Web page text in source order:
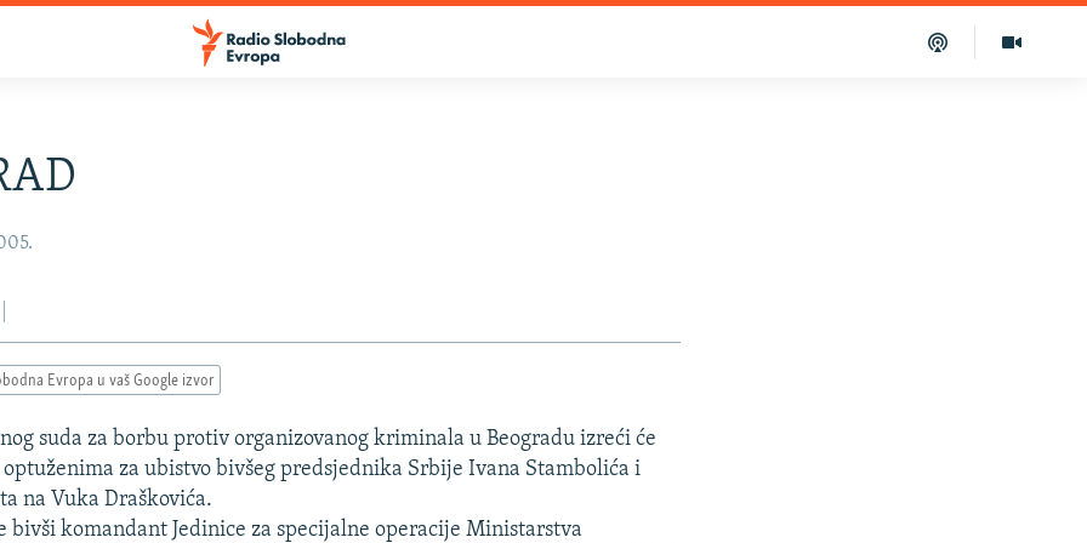
Evropa u vaš Google izvor
suda za borbu protiv organizovanog kriminala u Beogradu izreći će
za ubistvo bivšeg predsjednika Srbije Ivana Stambolića i
na Vuka Draškovića.
bivši komandant Jedinice za specijalne operacije Ministarstva